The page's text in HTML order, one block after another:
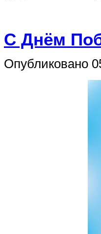
С Днём
Опубликовано